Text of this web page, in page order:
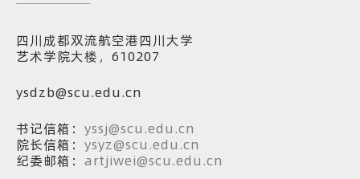
四川成都双流航空港四川大学
艺术学院大楼，610207
ysdzb@scu.edu.cn
书记信箱： yssj@scu.edu.cn
院长信箱： ysyz@scu.edu.cn
纪委邮箱： artjiwei@scu.edu.cn